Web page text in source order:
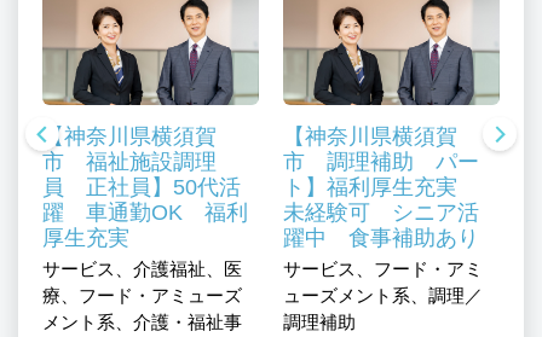
【神奈川県横須賀
市 福祉施設調理
員 正社員】50代活
躍 車通勤OK 福利
厚生充実
サービス、介護福祉、医
療、フード・アミューズ
メント系、介護・福祉事
【神奈川県横須賀
市 調理補助 パー
ト】福利厚生充実
未経験可 シニア活
躍中 食事補助あり
サービス、フード・アミ
ューズメント系、調理／
調理補助